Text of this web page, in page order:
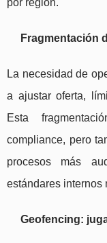
por región.
Fragmentación
La necesidad de
a ajustar oferta,
Esta
compliance, pero
procesos más
estándares internos
Geofencing: